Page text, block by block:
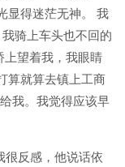
显得迷茫无神。 我
骑上车头也不回的
上望着我，我眼睛
算就算去镇上工商
我。我觉得应该早
反感，他说话依